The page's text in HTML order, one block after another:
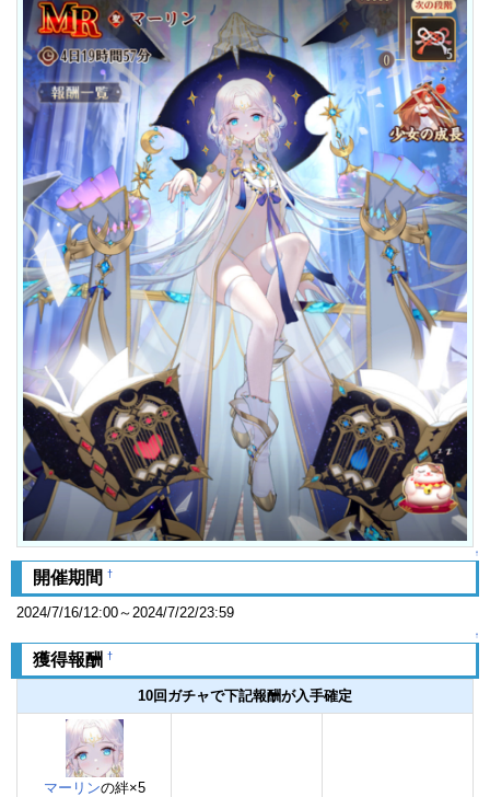
↑
開催期間 †
2024/7/16/12:00～2024/7/22/23:59
↑
獲得報酬 †
10回ガチャで下記報酬が入手確定
マーリンの絆×5